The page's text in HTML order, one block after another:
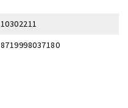
10302211
8719998037180